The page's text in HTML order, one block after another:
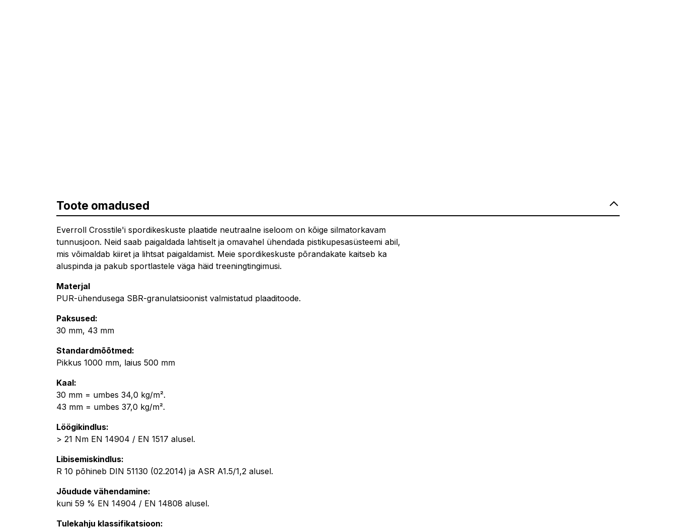
Toote omadused
Everroll Crosstile'i spordikeskuste plaatide neutraalne iseloom on kõige silmatorkavam
tunnusjoon. Neid saab paigaldada lahtiselt ja omavahel ühendada pistikupesasüsteemi abil,
mis võimaldab kiiret ja lihtsat paigaldamist. Meie spordikeskuste põrandakate kaitseb ka
aluspinda ja pakub sportlastele väga häid treeningtingimusi.
Materjal
PUR-ühendusega SBR-granulatsioonist valmistatud plaaditoode.
Paksused:
30 mm, 43 mm
Standardmõõtmed:
Pikkus 1000 mm, laius 500 mm
Kaal:
30 mm = umbes 34,0 kg/m².
43 mm = umbes 37,0 kg/m².
Löögikindlus:
> 21 Nm EN 14904 / EN 1517 alusel.
Libisemiskindlus:
R 10 põhineb DIN 51130 (02.2014) ja ASR A1.5/1,2 alusel.
Jõudude vähendamine:
kuni 59 % EN 14904 / EN 14808 alusel.
Tulekahju klassifikatsioon: